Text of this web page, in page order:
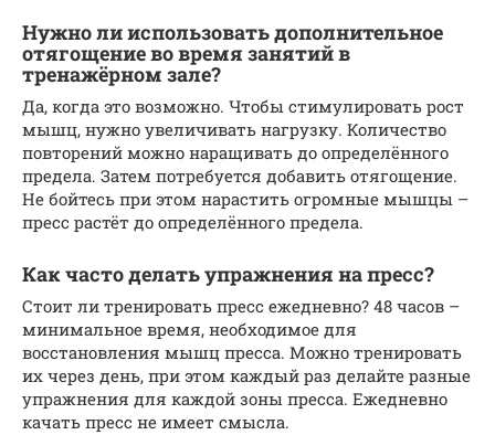
Нужно ли использовать дополнительное
отягощение во время занятий в
тренажёрном зале?
Да, когда это возможно. Чтобы стимулировать рост
мышц, нужно увеличивать нагрузку. Количество
повторений можно наращивать до определённого
предела. Затем потребуется добавить отягощение.
Не бойтесь при этом нарастить огромные мышцы –
пресс растёт до определённого предела.
Как часто делать упражнения на пресс?
Стоит ли тренировать пресс ежедневно? 48 часов –
минимальное время, необходимое для
восстановления мышц пресса. Можно тренировать
их через день, при этом каждый раз делайте разные
упражнения для каждой зоны пресса. Ежедневно
качать пресс не имеет смысла.